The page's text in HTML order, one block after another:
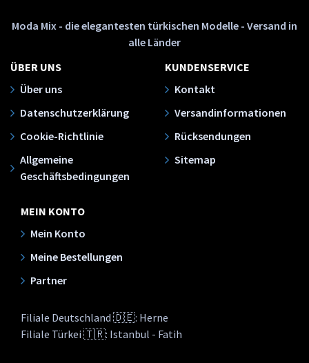
Moda Mix - die elegantesten türkischen Modelle - Versand in
alle Länder
ÜBER UNS
Über uns
Datenschutzerklärung
Cookie-Richtlinie
Allgemeine
Geschäftsbedingungen
KUNDENSERVICE
Kontakt
Versandinformationen
Rücksendungen
Sitemap
MEIN KONTO
Mein Konto
Meine Bestellungen
Partner
Filiale Deutschland 🇩🇪: Herne
Filiale Türkei 🇹🇷: Istanbul - Fatih